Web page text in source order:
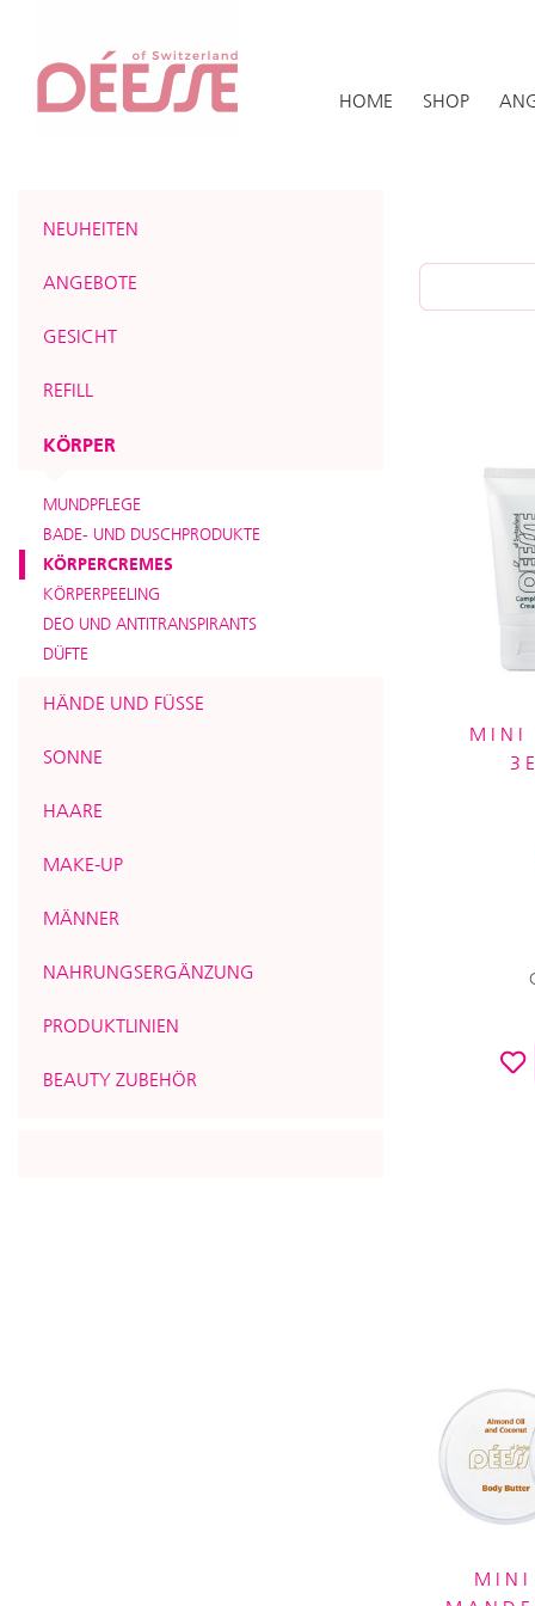
HOME SHOP
NEUHEITEN
ANGEBOTE
GESICHT
REFILL
KÖRPER
MUNDPFLEGE
BADE- UND DUSCHPRODUKTE
KÖRPERCREMES
KÖRPERPEELING
DEO UND ANTITRANSPIRANTS
DÜFTE
HÄNDE UND FÜSSE
SONNE
HAARE
MAKE-UP
MÄNNER
NAHRUNGSERGÄNZUNG
PRODUKTLINIEN
BEAUTY ZUBEHÖR
MINI
MINI